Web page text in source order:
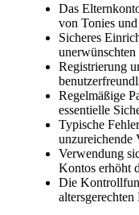
Das
von Tonies
Sicheres
Registrierung
Regelmäßige
essentielle
Typische
unzureichende
Verwendung
Kontos erhöht
Die
altersgerechten